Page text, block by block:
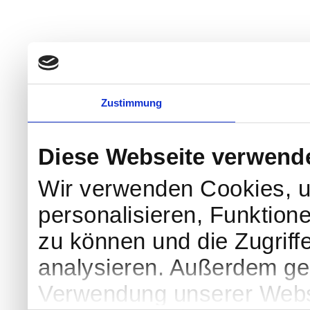
Zustimmung
Diese Webseite
Wir verwenden Cookies,
personalisieren,
zu können und die
analysieren. Außerdem
Verwendung unserer